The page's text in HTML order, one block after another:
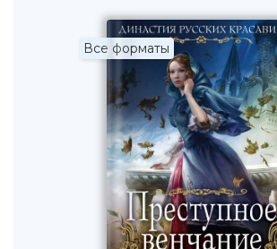
Все форматы